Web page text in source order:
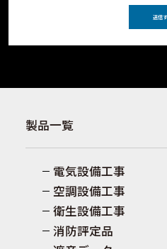
必要で、本人から同意を
３．開示請求
す。手続きにあたっては
応させていただきますが
です。詳細については、
い。
製品一覧
電気設備工事
空調設備工事
衛生設備工事
消防評定品